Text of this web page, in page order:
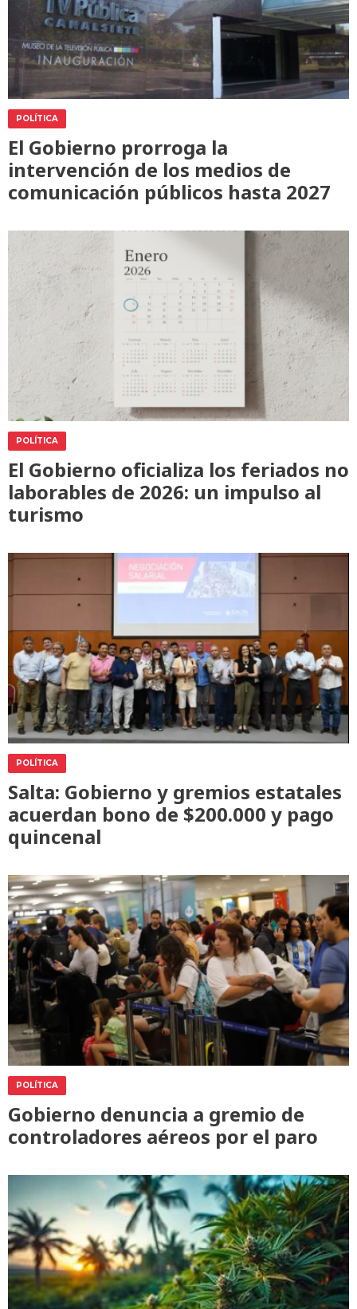
POLÍTICA
El Gobierno prorroga la
intervención de los medios de
comunicación públicos hasta 2027
POLÍTICA
El Gobierno oficializa los feriados no
laborables de 2026: un impulso al
turismo
POLÍTICA
Salta: Gobierno y gremios estatales
acuerdan bono de $200.000 y pago
quincenal
POLÍTICA
Gobierno denuncia a gremio de
controladores aéreos por el paro